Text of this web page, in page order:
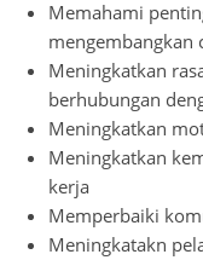
Memahami
mengembangkan
Meningkatkan
berhubungan
Meningkatkan
Meningkatkan
kerja
Memperbaiki
Meningkatakn